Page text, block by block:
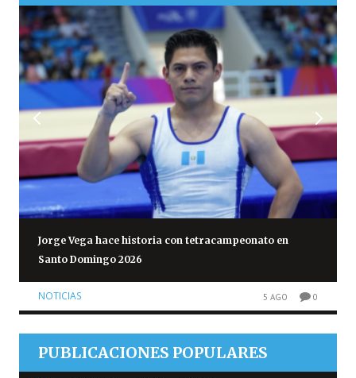
Jorge Vega hace historia con tetracampeonato en
Santo Domingo 2026
NOTICIAS 5 AGO 0
PUBLICACIONES POPULARES